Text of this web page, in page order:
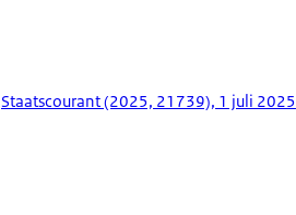
Staatscourant (2025, 21739), 1 juli 2025